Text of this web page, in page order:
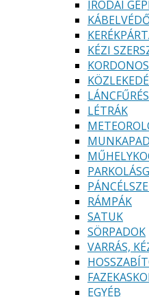
IRODAI
KÉZI
LÉTRÁK
RÁMPÁK
SATUK
SÖRPADOK
VARRÁS,
EGYÉB